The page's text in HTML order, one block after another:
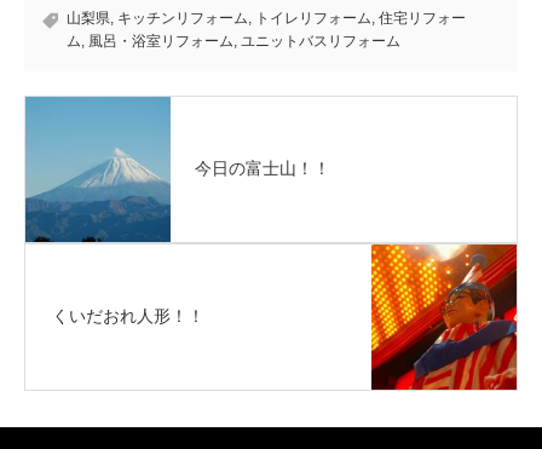
山梨県, キッチンリフォーム, トイレリフォーム, 住宅リフォー
ム, 風呂・浴室リフォーム, ユニットバスリフォーム
今日の富士山！！
くいだおれ人形！！